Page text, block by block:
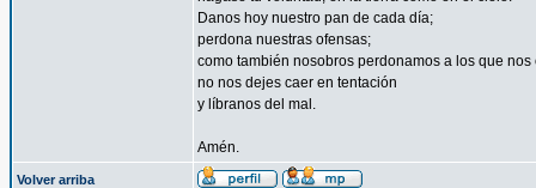
Danos hoy nuestro pan de cada día;
perdona nuestras ofensas;
como también nosobros perdonamos a los que nos
no nos dejes caer en tentación
y líbranos del mal.
Amén.
Volver arriba